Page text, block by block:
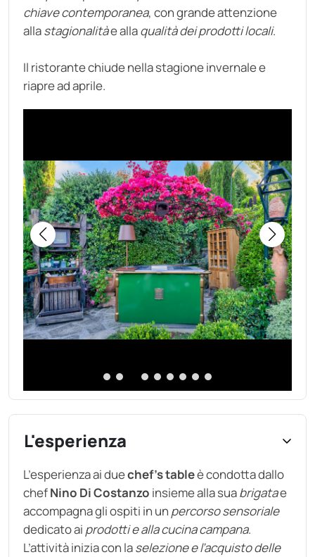
chiave contemporanea, con grande attenzione
allastagionalitàe allaqualità dei prodotti locali.
Il ristorante chiude nella stagione invernale e
riapre ad aprile.
L'esperienza
L’esperienza ai duechef's tableè condotta dallo
chefNino Di Costanzo insieme alla suabrigatae
accompagna gli ospiti in un percorso sensoriale
dedicato ai prodotti e alla cucina campana.
L’attività inizia con laselezione e l’acquisto delle